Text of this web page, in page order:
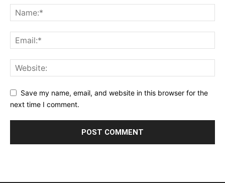
Save my name, email, and website in this browser for the
next time I comment.